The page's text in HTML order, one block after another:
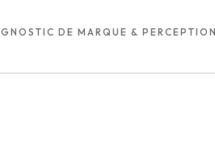
DE MARQUE & PERCEPTION